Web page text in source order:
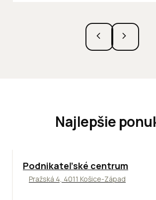
Najlepšie
ODPORÚČAME
Podnikateľské centrum
Pražská 4, 4011 Košice-Západ